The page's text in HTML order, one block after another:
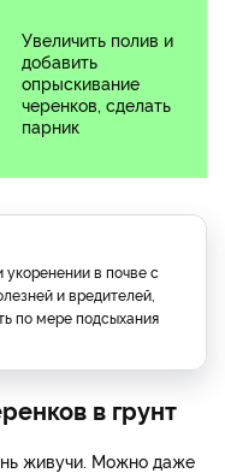
Увеличить полив и
добавить
опрыскивание
черенков, сделать
парник
в почве с
и вредителей,
по мере подсыхания
в грунт
живучи. Можно даже